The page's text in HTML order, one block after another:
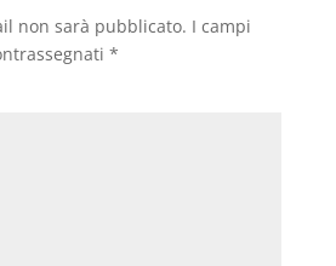
non sarà pubblicato. I campi
*